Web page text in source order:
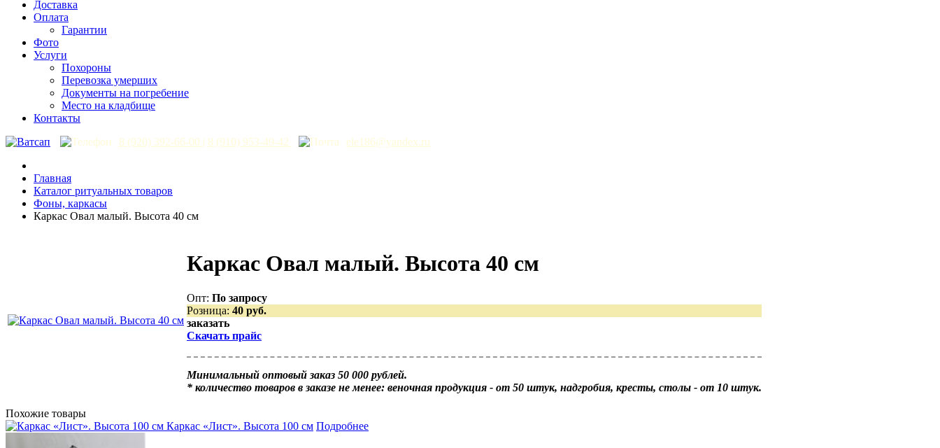
Доставка
Оплата
Гарантии
Фото
Услуги
Похороны
Перевозка умерших
Документы на погребение
Место на кладбище
Контакты
8 (920) 392-66-00 | 8 (910) 953-49-42 ele186@yandex.ru
Главная
Каталог ритуальных товаров
Фоны, каркасы
Каркас Овал малый. Высота 40 см
Каркас Овал малый. Высота 40 см
Опт: По запросу
Розница: 40 руб.
заказать
Скачать прайс
Минимальный оптовый заказ 50 000 рублей.
* количество товаров в заказе не менее: веночная продукция - от 50 штук, надгробия, кресты, столы - от 10 штук.
Похожие товары
Каркас «Лист». Высота 100 см Подробнее